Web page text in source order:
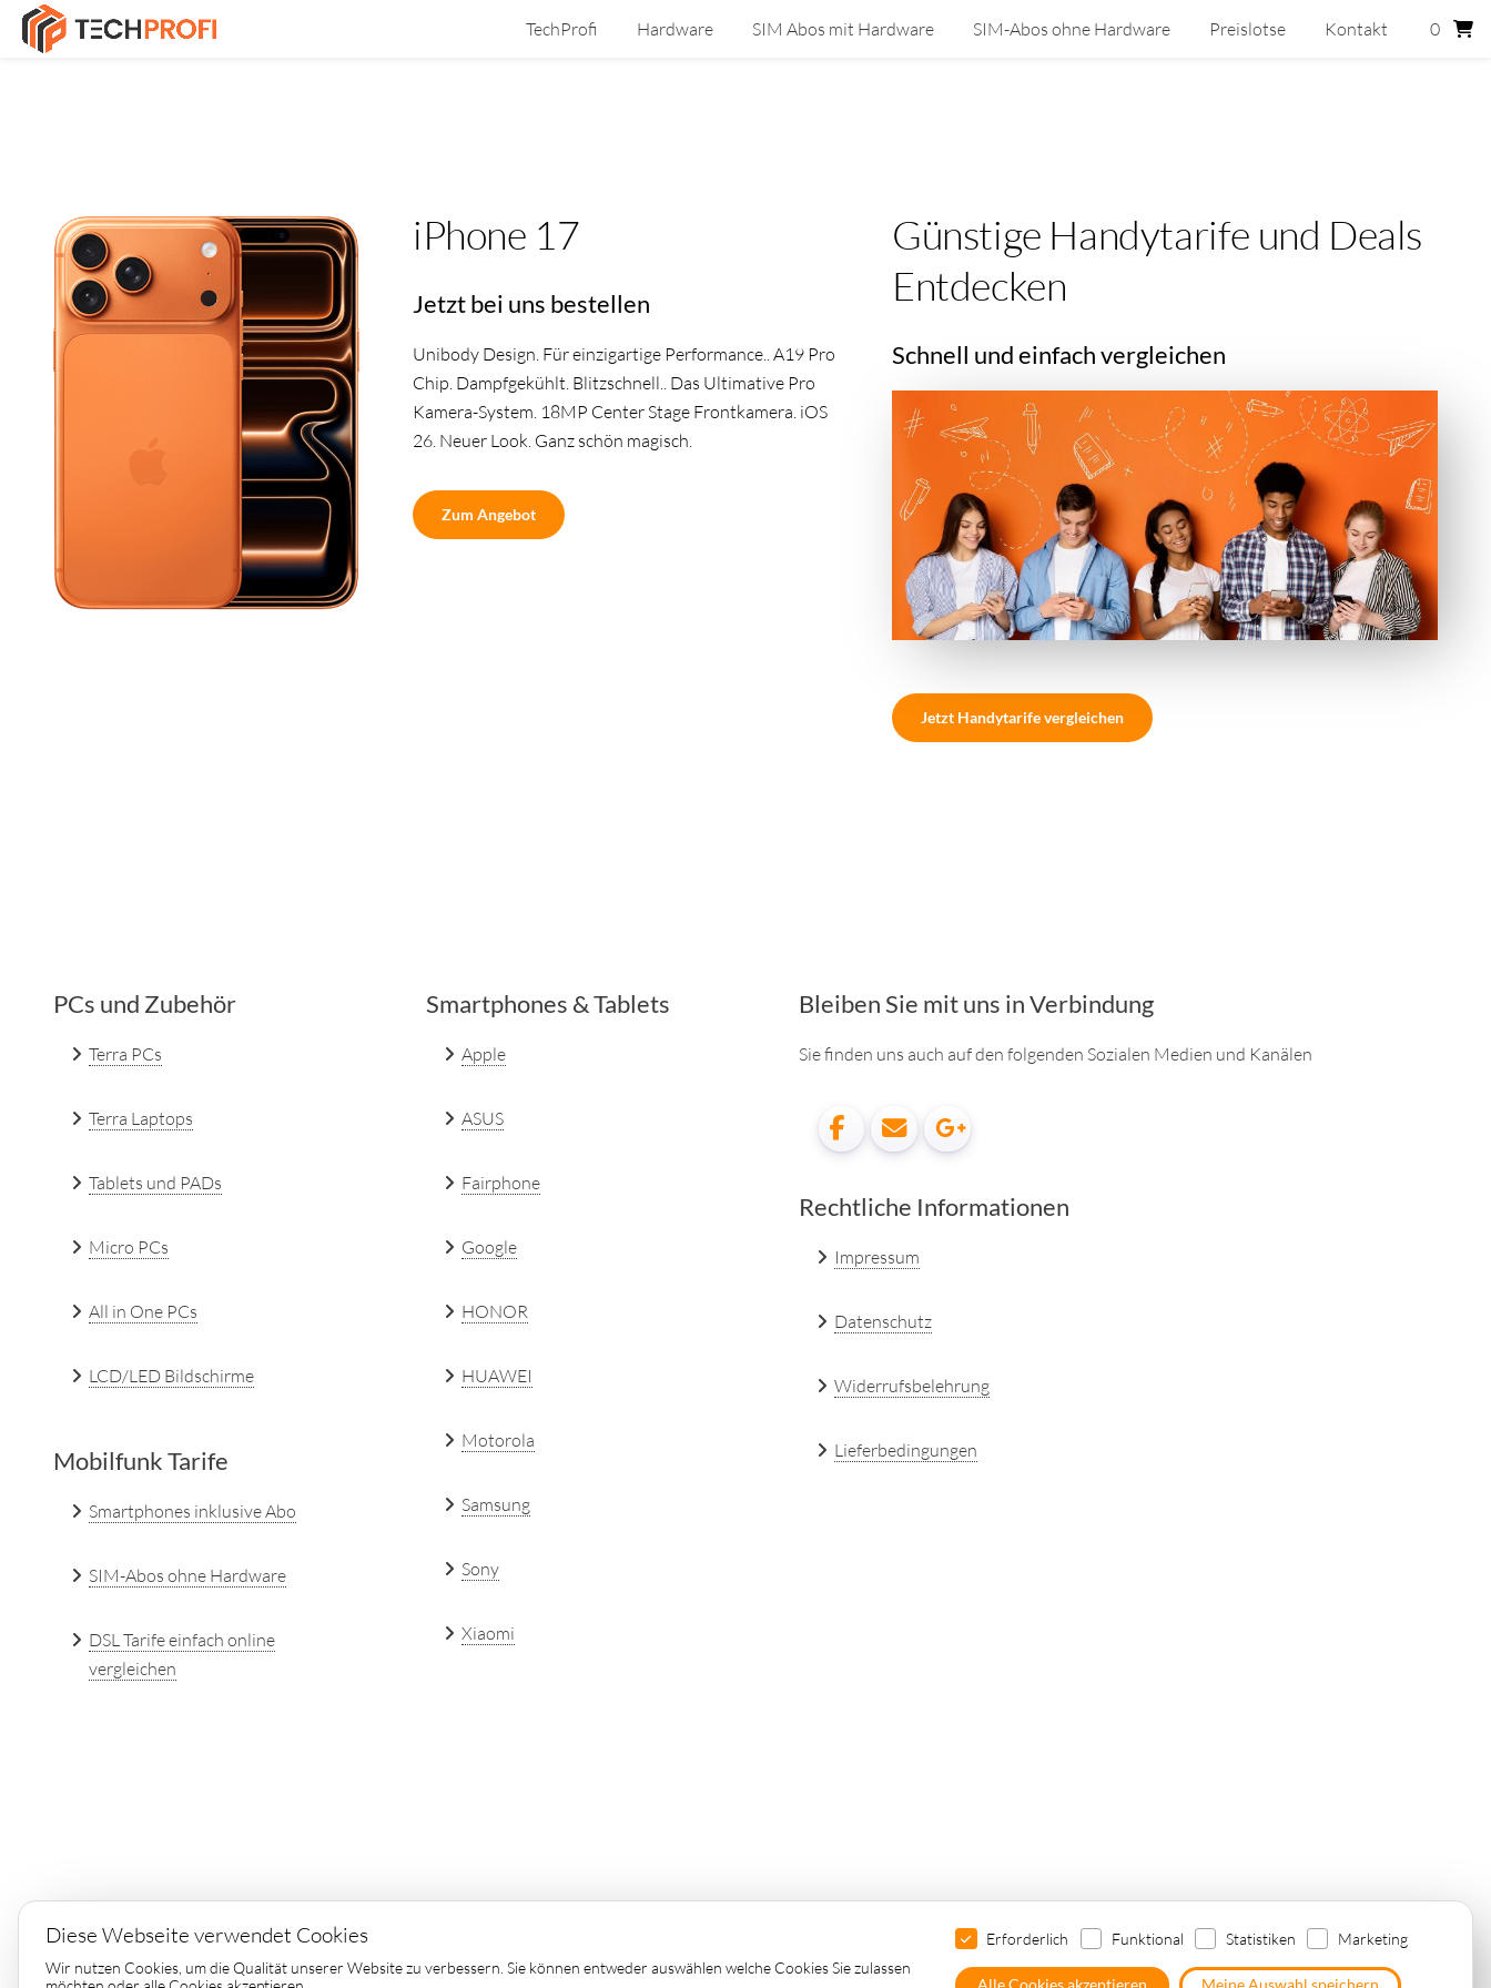
TechProfi Hardware SIM Abos mit Hardware SIM-Abos ohne Hardware Preislotse Kontakt 0
iPhone 17
Jetzt bei uns bestellen
Unibody Design. Für einzigartige Performance.. A19 Pro
Chip. Dampfgekühlt. Blitzschnell.. Das Ultimative Pro
Kamera-System. 18MP Center Stage Frontkamera. iOS
26. Neuer Look. Ganz schön magisch.
Zum Angebot
Günstige Handytarife und Deals
Entdecken
Schnell und einfach vergleichen
Jetzt Handytarife vergleichen
Diese Webseite verwendet Cookies
Wir nutzen Cookies, um die Qualität unserer Website zu verbessern. Sie können entweder auswählen welche Cookies Sie zulassen
Erforderlich Funktional Statistiken Marketing
PCs und Zubehör
Terra PCs
Terra Laptops
Tablets und PADs
Micro PCs
All in One PCs
LCD/LED Bildschirme
Mobilfunk Tarife
Smartphones inklusive Abo
SIM-Abos ohne Hardware
DSL Tarife einfach online
vergleichen
Smartphones & Tablets
Apple
ASUS
Fairphone
Google
HONOR
HUAWEI
Motorola
Samsung
Sony
Xiaomi
Bleiben Sie mit uns in Verbindung
Sie finden uns auch auf den folgenden Sozialen Medien und Kanälen
Rechtliche Informationen
Impressum
Datenschutz
Widerrufsbelehrung
Lieferbedingungen
Copyright © 2026 by Webdesign und Hosting: 3W.LU, Agentur für Digitales Marketing in Luxemburg